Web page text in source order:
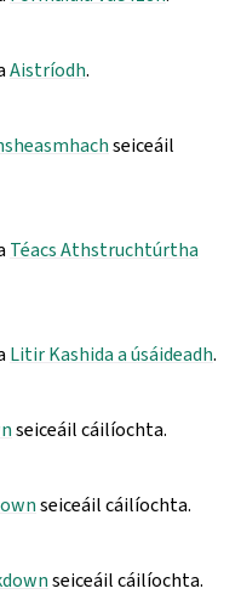
Aistríodh.
seiceáil
Téacs Athstruchtúrtha
Litir Kashida a úsáideadh.
seiceáil cáilíochta.
seiceáil cáilíochta.
seiceáil cáilíochta.